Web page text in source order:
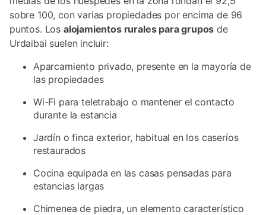
sobre 100, con varias propiedades por encima de 96
puntos. Los alojamientos rurales para grupos de
Urdaibai suelen incluir:
Aparcamiento privado, presente en la mayoría de
las propiedades
Wi-Fi para teletrabajo o mantener el contacto
durante la estancia
Jardín o finca exterior, habitual en los caseríos
restaurados
Cocina equipada en las casas pensadas para
estancias largas
Chimenea de piedra, un elemento característico